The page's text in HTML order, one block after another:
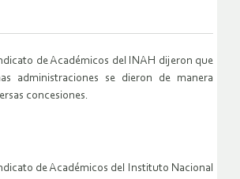
de Académicos del INAH dijeron que
administraciones se dieron de manera
concesiones.
de Académicos del Instituto Nacional